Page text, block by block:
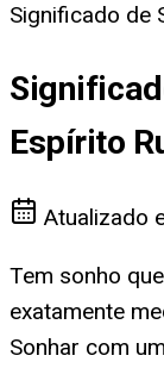
Significado de
Espírito
Atualizado
Tem sonho
exatamente
Sonhar com